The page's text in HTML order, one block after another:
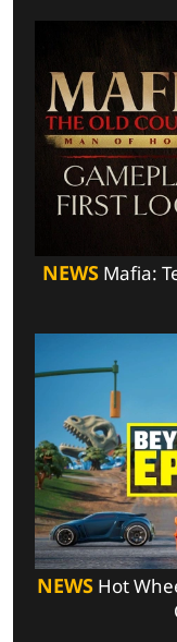
NEWS Mafia:
NEWS Hot